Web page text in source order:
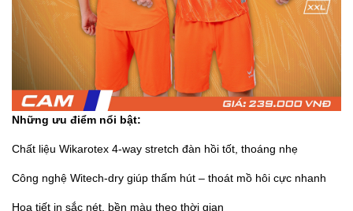
Những ưu điểm nổi bật:
Chất liệu Wikarotex 4-way stretch đàn hồi tốt, thoáng nhẹ
Công nghệ Witech-dry giúp thấm hút – thoát mồ hôi cực nhanh
Hoạ tiết in sắc nét, bền màu theo thời gian